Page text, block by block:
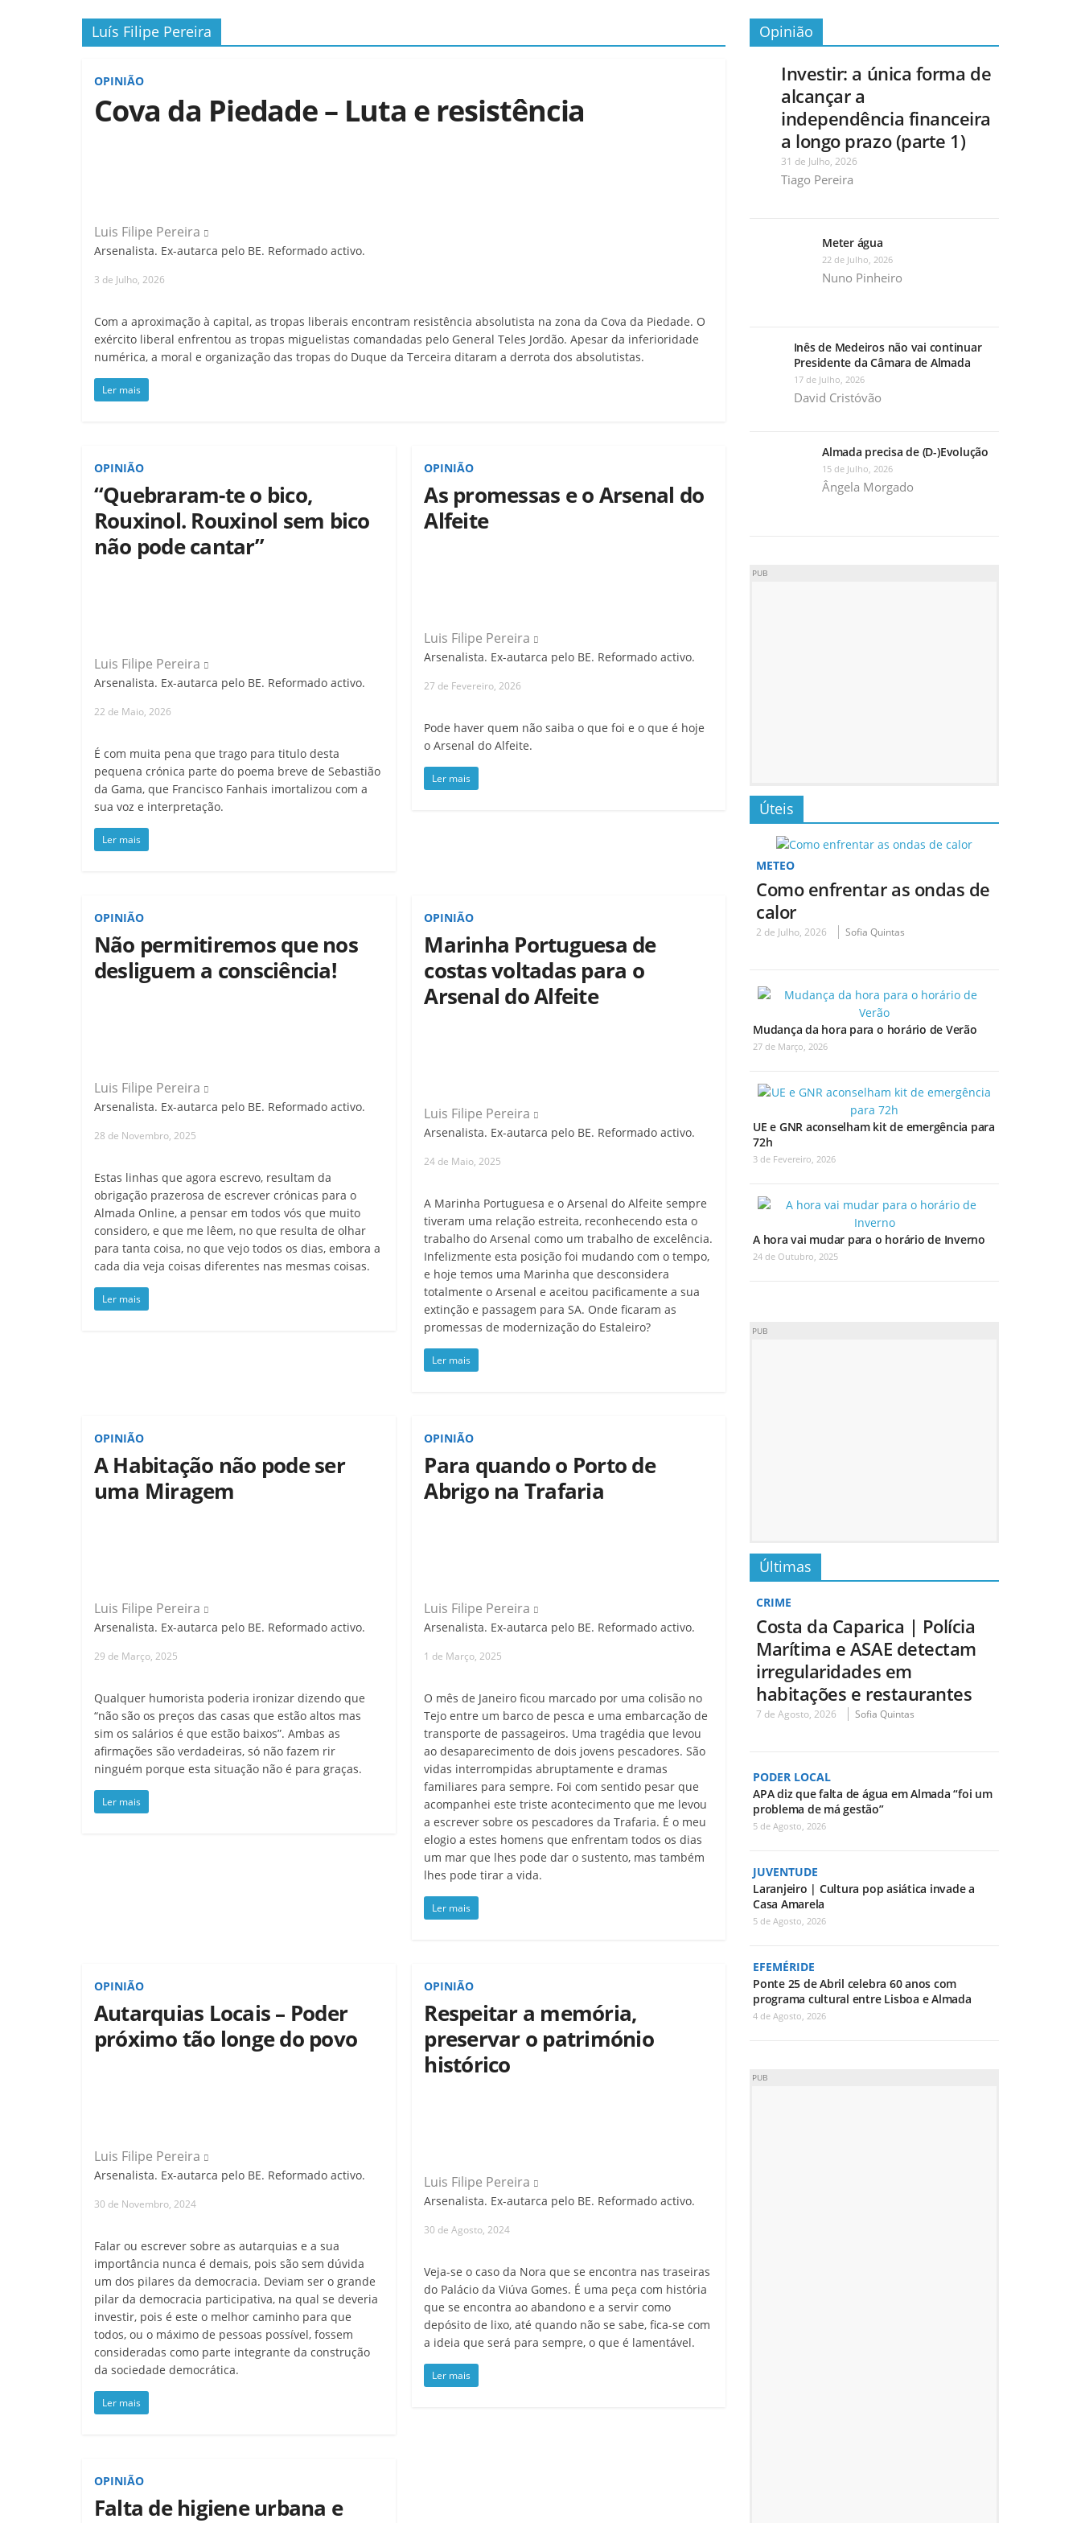
Luís Filipe Pereira
OPINIÃO
Cova da Piedade – Luta e resistência
Luis Filipe Pereira
Arsenalista. Ex-autarca pelo BE. Reformado activo.
3 de Julho, 2026
Com a aproximação à capital, as tropas liberais encontram resistência absolutista na zona da Cova da Piedade. O
exército liberal enfrentou as tropas miguelistas comandadas pelo General Teles Jordão. Apesar da inferioridade
numérica, a moral e organização das tropas do Duque da Terceira ditaram a derrota dos absolutistas.
Ler mais
OPINIÃO
“Quebraram-te o bico,
Rouxinol. Rouxinol sem bico
não pode cantar”
Luis Filipe Pereira
Arsenalista. Ex-autarca pelo BE. Reformado activo.
22 de Maio, 2026
É com muita pena que trago para titulo desta
pequena crónica parte do poema breve de Sebastião
da Gama, que Francisco Fanhais imortalizou com a
sua voz e interpretação.
Ler mais
OPINIÃO
As promessas e o Arsenal do
Alfeite
Luis Filipe Pereira
Arsenalista. Ex-autarca pelo BE. Reformado activo.
27 de Fevereiro, 2026
Pode haver quem não saiba o que foi e o que é hoje
o Arsenal do Alfeite.
Ler mais
OPINIÃO
Não permitiremos que nos
desliguem a consciência!
Luis Filipe Pereira
Arsenalista. Ex-autarca pelo BE. Reformado activo.
28 de Novembro, 2025
Estas linhas que agora escrevo, resultam da
obrigação prazerosa de escrever crónicas para o
Almada Online, a pensar em todos vós que muito
considero, e que me lêem, no que resulta de olhar
para tanta coisa, no que vejo todos os dias, embora a
cada dia veja coisas diferentes nas mesmas coisas.
Ler mais
OPINIÃO
Marinha Portuguesa de
costas voltadas para o
Arsenal do Alfeite
Luis Filipe Pereira
Arsenalista. Ex-autarca pelo BE. Reformado activo.
24 de Maio, 2025
A Marinha Portuguesa e o Arsenal do Alfeite sempre
tiveram uma relação estreita, reconhecendo esta o
trabalho do Arsenal como um trabalho de excelência.
Infelizmente esta posição foi mudando com o tempo,
e hoje temos uma Marinha que desconsidera
totalmente o Arsenal e aceitou pacificamente a sua
extinção e passagem para SA. Onde ficaram as
promessas de modernização do Estaleiro?
Ler mais
OPINIÃO
A Habitação não pode ser
uma Miragem
Luis Filipe Pereira
Arsenalista. Ex-autarca pelo BE. Reformado activo.
29 de Março, 2025
Qualquer humorista poderia ironizar dizendo que
“não são os preços das casas que estão altos mas
sim os salários é que estão baixos”. Ambas as
afirmações são verdadeiras, só não fazem rir
ninguém porque esta situação não é para graças.
Ler mais
OPINIÃO
Para quando o Porto de
Abrigo na Trafaria
Luis Filipe Pereira
Arsenalista. Ex-autarca pelo BE. Reformado activo.
1 de Março, 2025
O mês de Janeiro ficou marcado por uma colisão no
Tejo entre um barco de pesca e uma embarcação de
transporte de passageiros. Uma tragédia que levou
ao desaparecimento de dois jovens pescadores. São
vidas interrompidas abruptamente e dramas
familiares para sempre. Foi com sentido pesar que
acompanhei este triste acontecimento que me levou
a escrever sobre os pescadores da Trafaria. É o meu
elogio a estes homens que enfrentam todos os dias
um mar que lhes pode dar o sustento, mas também
lhes pode tirar a vida.
Ler mais
OPINIÃO
Autarquias Locais – Poder
próximo tão longe do povo
Luis Filipe Pereira
Arsenalista. Ex-autarca pelo BE. Reformado activo.
30 de Novembro, 2024
Falar ou escrever sobre as autarquias e a sua
importância nunca é demais, pois são sem dúvida
um dos pilares da democracia. Deviam ser o grande
pilar da democracia participativa, na qual se deveria
investir, pois é este o melhor caminho para que
todos, ou o máximo de pessoas possível, fossem
consideradas como parte integrante da construção
da sociedade democrática.
Ler mais
OPINIÃO
Respeitar a memória,
preservar o património
histórico
Luis Filipe Pereira
Arsenalista. Ex-autarca pelo BE. Reformado activo.
30 de Agosto, 2024
Veja-se o caso da Nora que se encontra nas traseiras
do Palácio da Viúva Gomes. É uma peça com história
que se encontra ao abandono e a servir como
depósito de lixo, até quando não se sabe, fica-se com
a ideia que será para sempre, o que é lamentável.
Ler mais
OPINIÃO
Falta de higiene urbana e
Opinião
Investir: a única forma de
alcançar a
independência financeira
a longo prazo (parte 1)
31 de Julho, 2026
Tiago Pereira
Meter água
22 de Julho, 2026
Nuno Pinheiro
Inês de Medeiros não vai continuar
Presidente da Câmara de Almada
17 de Julho, 2026
David Cristóvão
Almada precisa de (D-)Evolução
15 de Julho, 2026
Ângela Morgado
PUB
Úteis
METEO
Como enfrentar as ondas de
calor
2 de Julho, 2026 Sofia Quintas
Mudança da hora para o horário de Verão
27 de Março, 2026
UE e GNR aconselham kit de emergência para
72h
3 de Fevereiro, 2026
A hora vai mudar para o horário de Inverno
24 de Outubro, 2025
PUB
Últimas
CRIME
Costa da Caparica | Polícia
Marítima e ASAE detectam
irregularidades em
habitações e restaurantes
7 de Agosto, 2026 Sofia Quintas
PODER LOCAL
APA diz que falta de água em Almada “foi um
problema de má gestão”
5 de Agosto, 2026
JUVENTUDE
Laranjeiro | Cultura pop asiática invade a
Casa Amarela
5 de Agosto, 2026
EFEMÉRIDE
Ponte 25 de Abril celebra 60 anos com
programa cultural entre Lisboa e Almada
4 de Agosto, 2026
PUB